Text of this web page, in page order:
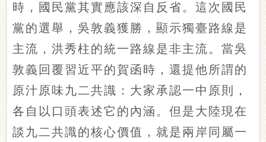
時，國民黨其實應該深自反省。這次國民
黨的選舉，吳敦義獲勝，顯示獨臺路線是
主流，洪秀柱的統一路線是非主流。當吳
敦義回覆習近平的賀函時，還提他所謂的
原汁原味九二共識：大家承認一中原則，
各自以口頭表述它的內涵。但是大陸現在
談九二共識的核心價值，就是兩岸同屬一